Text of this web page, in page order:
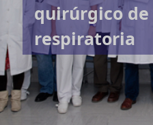
quirúrgico
respiratoria